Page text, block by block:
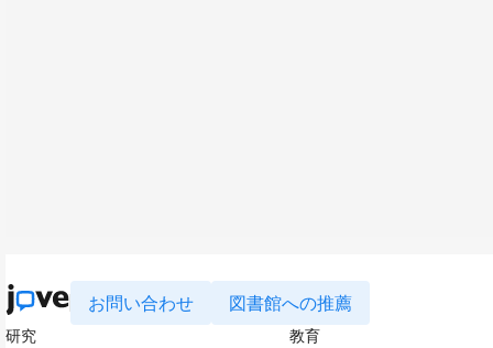
お問い合わせ 図書館への推薦
研究
教育